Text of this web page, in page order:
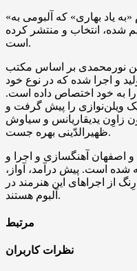
«پرنیان در مه» از دیگر قطعات آلبوم «به یاد بهاری» که آلبومی به
شده، انتخاب و منتشر کرده
است.
نورمحمدی بر اساس مکتب
و اجرا شده که در نوع خود
به خود اختصاص داده است.
ویلن‌نوازی را پیش گرفت و
زاوِن یدیقاریانس و سیاوش
ظهیرالدّینی بهره جست.
در ۲ بخش ابوعطا و اصفهان آهنگسازی و اجرا و
شده است. پیش درآمد، آواز،
از اجراهای این هنرمند در
آلبوم هستند.
مرتبط
نظرات کاربران